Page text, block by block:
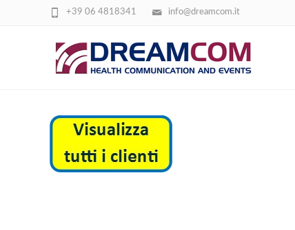
info@dreamcom.it
+39 06 4818341
VISUALIZZA